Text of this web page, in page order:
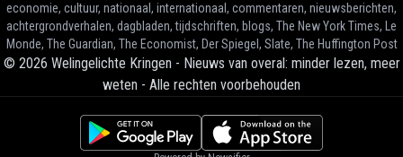
economie, cultuur, nationaal, internationaal, commentaren, nieuwsberichten,
achtergrondverhalen, dagbladen, tijdschriften, blogs, The New York Times, Le
Monde, The Guardian, The Economist, Der Spiegel, Slate, The Huffington Post
© 2026 Welingelichte Kringen - Nieuws van overal: minder lezen, meer
weten - Alle rechten voorbehouden